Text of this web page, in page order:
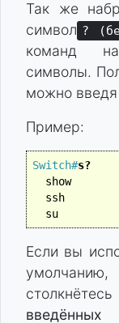
Так же
символ ?
команд
символы.
можно
Пример:
Switch#s?
show
ssh
su
Если вы
введённых